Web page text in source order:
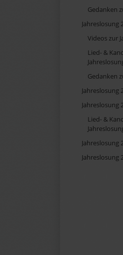
Gedanken
Jahreslosung
Videos zur
Lied- &
Gedanken
Jahreslosung
Jahreslosung
Lied- &
Jahreslosung
Jahreslosung